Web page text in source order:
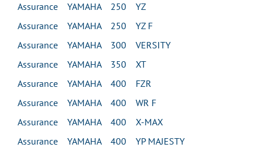
Assurance YAMAHA 250 YZ
Assurance YAMAHA 250 YZ F
Assurance YAMAHA 300 VERSITY
Assurance YAMAHA 350 XT
Assurance YAMAHA 400 FZR
Assurance YAMAHA 400 WR F
Assurance YAMAHA 400 X-MAX
Assurance YAMAHA 400 YP MAJESTY